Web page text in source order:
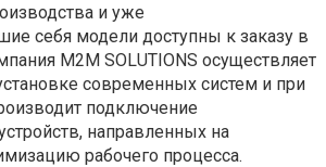
и уже
себя модели доступны к заказу в
M2M SOLUTIONS осуществляет
современных систем и при
подключение
направленных на
рабочего процесса.